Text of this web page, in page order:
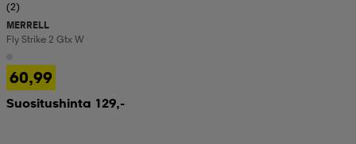
(2)
MERRELL
Fly Strike 2 Gtx W
60,99
Suositushinta 129,-